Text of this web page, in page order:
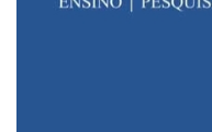
CURSOS